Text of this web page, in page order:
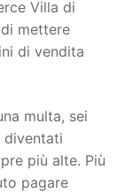
Villa di
mettere
di vendita
multa, sei
più alte. Più
pagare